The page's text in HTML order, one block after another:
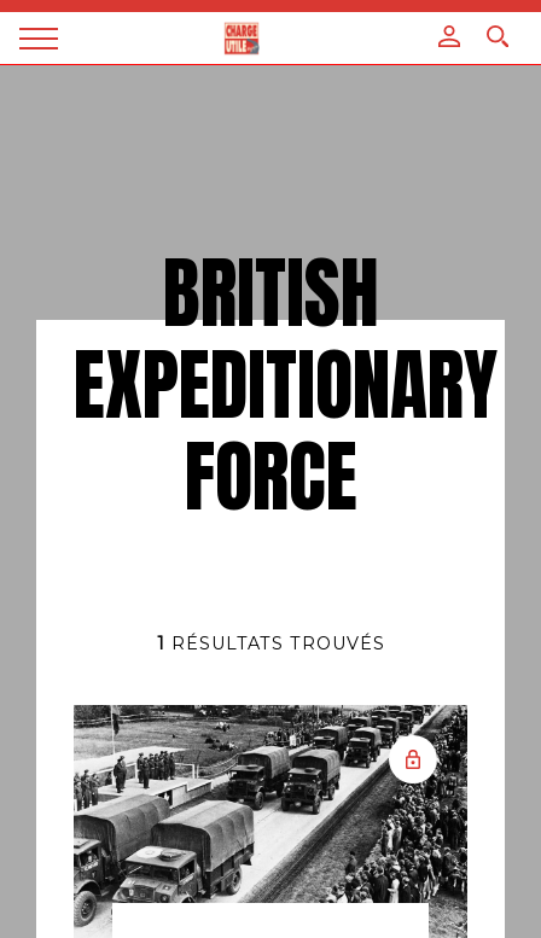
Magazine
BRITISH
EXPEDITIONARY
FORCE
1 RÉSULTATS TROUVÉS
Panneau de gestion des cookies